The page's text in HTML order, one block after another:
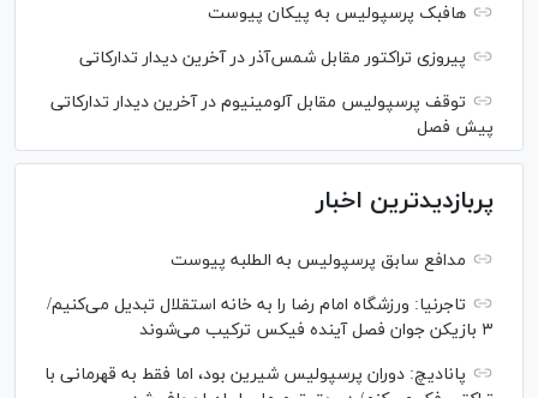
هافبک پرسپولیس به پیکان پیوست
پیروزی تراکتور مقابل شمس‌آذر در آخرین دیدار تدارکاتی
توقف پرسپولیس مقابل آلومینیوم در آخرین دیدار تدارکاتی
پیش فصل
پربازدیدترین اخبار
مدافع سابق پرسپولیس به الطلبه پیوست
تاجرنیا: ورزشگاه امام رضا را به خانه استقلال تبدیل می‌کنیم/
۳ بازیکن جوان فصل آینده فیکس ترکیب می‌شوند
پانادیچ: دوران پرسپولیس شیرین بود، اما فقط به قهرمانی با